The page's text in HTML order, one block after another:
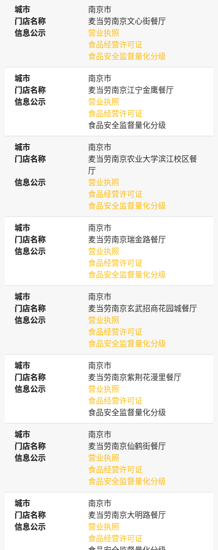
城市
城市
南京市
门店名称
门店名称
麦当劳南京文心街餐厅
信息公示
信息公示
营业执照
食品经营许可证
食品安全监督量化分级
城市
城市
南京市
门店名称
门店名称
麦当劳南京江宁金鹰餐厅
信息公示
信息公示
营业执照
食品经营许可证
食品安全监督量化分级
城市
城市
南京市
门店名称
门店名称
麦当劳南京农业大学滨江校区餐
厅
信息公示
信息公示
营业执照
食品经营许可证
食品安全监督量化分级
城市
城市
南京市
门店名称
门店名称
麦当劳南京瑞金路餐厅
信息公示
信息公示
营业执照
食品经营许可证
食品安全监督量化分级
城市
城市
南京市
门店名称
门店名称
麦当劳南京玄武招商花园城餐厅
信息公示
信息公示
营业执照
食品经营许可证
食品安全监督量化分级
城市
城市
南京市
门店名称
门店名称
麦当劳南京紫荆花漫里餐厅
信息公示
信息公示
营业执照
食品经营许可证
食品安全监督量化分级
城市
城市
南京市
门店名称
门店名称
麦当劳南京仙鹤街餐厅
信息公示
信息公示
营业执照
食品经营许可证
食品安全监督量化分级
城市
城市
南京市
门店名称
门店名称
麦当劳南京大明路餐厅
信息公示
信息公示
营业执照
食品经营许可证